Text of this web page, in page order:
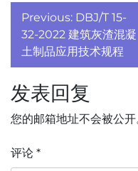
文
章
导
航
Previous: DBJ/T 15-
32-2022 建筑灰渣混凝
土制品应用技术规程
发表回复
您的邮箱地址不会被公开
评论 *